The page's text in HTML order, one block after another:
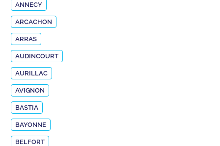
ANNECY
ARCACHON
ARRAS
AUDINCOURT
AURILLAC
AVIGNON
BASTIA
BAYONNE
BELFORT